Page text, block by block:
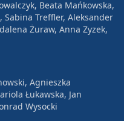
Beata Mańkowska,
Sabina Treffler, Aleksander
Żuraw, Anna Zyzek,
Agnieszka
Łukawska, Jan
Wysocki